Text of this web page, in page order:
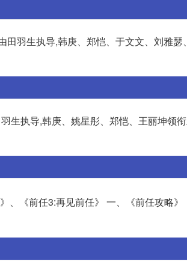
田羽生执导,韩庚、郑恺、于文文、刘雅
生执导,韩庚、姚星彤、郑恺、王丽坤领
、《前任3:再见前任》 一、《前任攻略